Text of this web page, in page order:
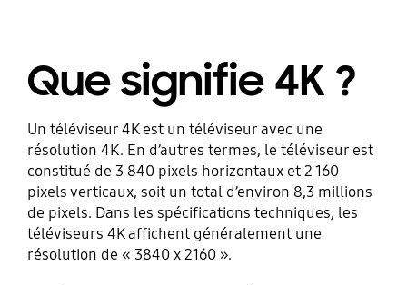
Que signifie 4K ?
Un téléviseur 4K est un téléviseur avec une
résolution 4K. En d’autres termes, le téléviseur est
constitué de 3 840 pixels horizontaux et 2 160
pixels verticaux, soit un total d’environ 8,3 millions
de pixels. Dans les spécifications techniques, les
téléviseurs 4K affichent généralement une
résolution de « 3840 x 2160 ».